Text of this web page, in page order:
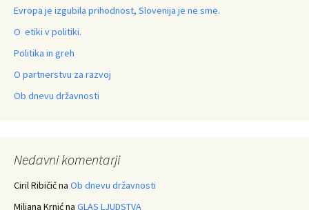
Evropa je izgubila prihodnost, Slovenija je ne sme.
O etiki v politiki.
Politika in greh
O partnerstvu za razvoj
Ob dnevu državnosti
Nedavni komentarji
Ciril Ribičična Ob dnevu državnosti
Miljana Krnićna GLAS LJUDSTVA